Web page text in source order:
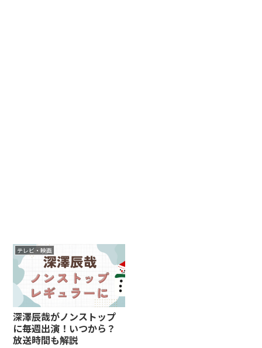
テレビ・映画
深澤辰哉がノンストップ
に毎週出演！いつから？
放送時間も解説